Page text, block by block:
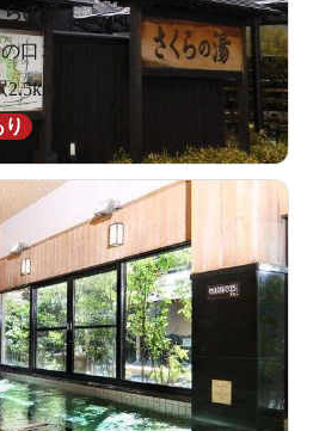
の湯
口コミ